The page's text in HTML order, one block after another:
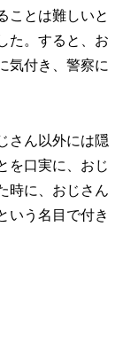
ことは難しいと
た。すると、お
気付き、警察に
さん以外には隠
を口実に、おじ
時に、おじさん
いう名目で付き